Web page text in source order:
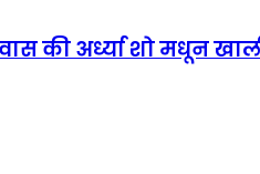
की अर्ध्या शो मधून